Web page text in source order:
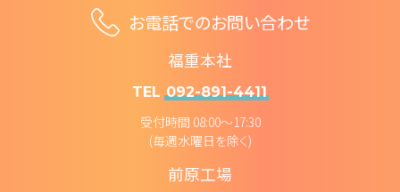
お電話でのお問い合わせ
福重本社
TEL 092-891-4411
受付時間 08:00～17:30
(毎週水曜日を除く)
前原工場